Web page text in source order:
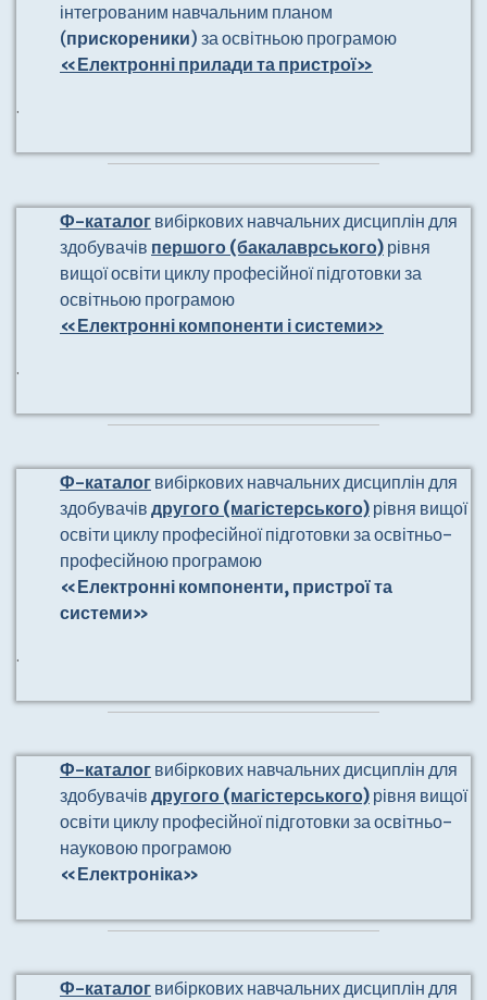
інтегрованим навчальним планом
(прискореники) за освітньою програмою
«Електронні прилади та пристрої»
.
Ф-каталог вибіркових навчальних дисциплін для
здобувачів першого (бакалаврського) рівня
вищої освіти циклу професійної підготовки за
освітньою програмою
«Електронні компоненти і системи»
.
Ф-каталог вибіркових навчальних дисциплін для
здобувачів другого (магістерського) рівня вищої
освіти циклу професійної підготовки за освітньо-
професійною програмою
«Електронні компоненти, пристрої та
системи»
.
Ф-каталог вибіркових навчальних дисциплін для
здобувачів другого (магістерського) рівня вищої
освіти циклу професійної підготовки за освітньо-
науковою програмою
«Електроніка»
Ф-каталог вибіркових навчальних дисциплін для